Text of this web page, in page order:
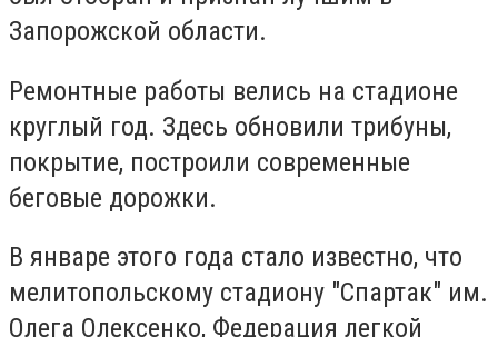
Запорожской области.
Ремонтные работы велись на стадионе
круглый год. Здесь обновили трибуны,
покрытие, построили современные
беговые дорожки.
В январе этого года стало известно, что
мелитопольскому стадиону "Спартак" им.
Олега Олексенко, Федерация легкой